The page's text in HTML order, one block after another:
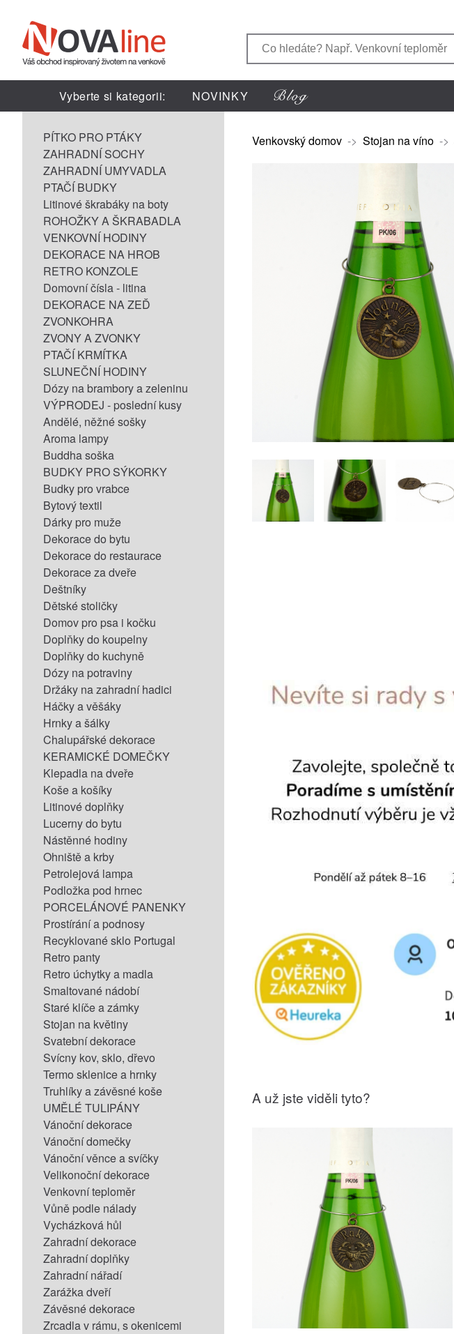
Vyberte si kategorii: NOVINKY
PÍTKO PRO PTÁKY
ZAHRADNÍ SOCHY
ZAHRADNÍ UMYVADLA
PTAČÍ BUDKY
Litinové škrabáky na boty
ROHOŽKY A ŠKRABADLA
VENKOVNÍ HODINY
DEKORACE NA HROB
RETRO KONZOLE
Domovní čísla - litina
DEKORACE NA ZEĎ
ZVONKOHRA
ZVONY A ZVONKY
PTAČÍ KRMÍTKA
SLUNEČNÍ HODINY
Dózy na brambory a zeleninu
VÝPRODEJ - poslední kusy
Andělé, něžné sošky
Aroma lampy
Buddha soška
BUDKY PRO SÝKORKY
Budky pro vrabce
Bytový textil
Dárky pro muže
Dekorace do bytu
Dekorace do restaurace
Dekorace za dveře
Deštníky
Dětské stoličky
Domov pro psa i kočku
Doplňky do koupelny
Doplňky do kuchyně
Dózy na potraviny
Držáky na zahradní hadici
Háčky a věšáky
Hrnky a šálky
Chalupářské dekorace
KERAMICKÉ DOMEČKY
Klepadla na dveře
Koše a košíky
Litinové doplňky
Lucerny do bytu
Nástěnné hodiny
Ohniště a krby
Petrolejová lampa
Podložka pod hrnec
PORCELÁNOVÉ PANENKY
Prostírání a podnosy
Recyklované sklo Portugal
Retro panty
Retro úchytky a madla
Smaltované nádobí
Staré klíče a zámky
Stojan na květiny
Svatební dekorace
Svícny kov, sklo, dřevo
Termo sklenice a hrnky
Truhlíky a závěsné koše
UMĚLÉ TULIPÁNY
Vánoční dekorace
Vánoční domečky
Vánoční věnce a svíčky
Velikonoční dekorace
Venkovní teploměr
Vůně podle nálady
Vycházková hůl
Zahradní dekorace
Zahradní doplňky
Zahradní nářadí
Zarážka dveří
Závěsné dekorace
Zrcadla v rámu, s okenicemi
Venkovský domov -> Stojan na víno ->
A už jste viděli tyto?